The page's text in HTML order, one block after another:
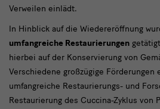
Verweilen einlädt.
In Hinblick auf die Wiedereröffnung
umfangreiche Restaurierungen
hierbei auf der Konservierung von
Verschiedene großzügige Förderungen
umfangreiche Restaurierungs- und
Restaurierung des Cuccina-Zyklus von